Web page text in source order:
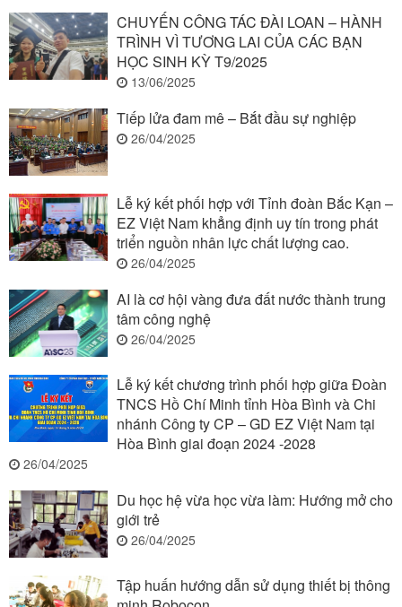
CHUYẾN CÔNG TÁC ĐÀI LOAN – HÀNH
TRÌNH VÌ TƯƠNG LAI CỦA CÁC BẠN
HỌC SINH KỲ T9/2025
13/06/2025
Tiếp lửa đam mê – Bắt đầu sự nghiệp
26/04/2025
Lễ ký kết phối hợp với Tỉnh đoàn Bắc Kạn –
EZ Việt Nam khẳng định uy tín trong phát
triển nguồn nhân lực chất lượng cao.
26/04/2025
AI là cơ hội vàng đưa đất nước thành trung
tâm công nghệ
26/04/2025
Lễ ký kết chương trình phối hợp giữa Đoàn
TNCS Hồ Chí Minh tỉnh Hòa Bình và Chi
nhánh Công ty CP – GD EZ Việt Nam tại
Hòa Bình giai đoạn 2024 -2028
26/04/2025
Du học hệ vừa học vừa làm: Hướng mở cho
giới trẻ
26/04/2025
Tập huấn hướng dẫn sử dụng thiết bị thông